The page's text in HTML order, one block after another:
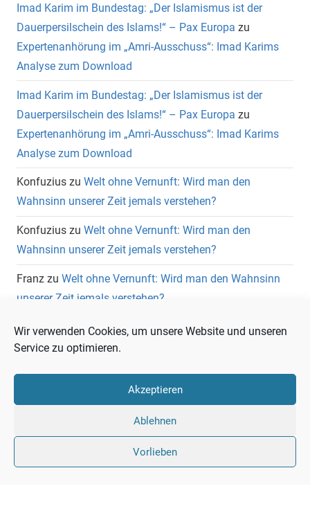
Wir verwenden Cookies, um unsere Website und unseren
Service zu optimieren.
Akzeptieren
Ablehnen
Vorlieben
Imad Karim im Bundestag: „Der Islamismus ist der
Dauerpersilschein des Islams!“ – Pax Europa zu
Expertenanhörung im „Amri-Ausschuss“: Imad Karims
Analyse zum Download
Imad Karim im Bundestag: „Der Islamismus ist der
Dauerpersilschein des Islams!“ – Pax Europa zu
Expertenanhörung im „Amri-Ausschuss“: Imad Karims
Analyse zum Download
Konfuzius zu Welt ohne Vernunft: Wird man den
Wahnsinn unserer Zeit jemals verstehen?
Konfuzius zu Welt ohne Vernunft: Wird man den
Wahnsinn unserer Zeit jemals verstehen?
Franz zu Welt ohne Vernunft: Wird man den Wahnsinn
unserer Zeit jemals verstehen?
Wolfgang HeuerzuWelt ohne Vernunft: Wird man den
Wahnsinn unserer Zeit jemals verstehen?
LiberaleTwitterLinkedInFacebook
RSS